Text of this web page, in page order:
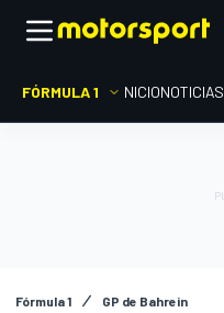
FÓRMULA 1 INICIONOTICIAS
Fórmula 1 GP de Bahrein